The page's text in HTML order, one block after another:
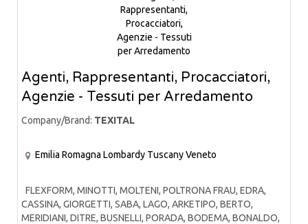
Agenti, Rappresentanti, Procacciatori,
Agenzie - Tessuti per Arredamento
Company/Brand: TEXITAL
Emilia Romagna Lombardy TuscanyVeneto
FLEXFORM, MINOTTI, MOLTENI, POLTRONA FRAU, EDRA,
CASSINA, GIORGETTI, SABA, LAGO, ARKETIPO, BERTO,
MERIDIANI, DITRE, BUSNELLI, PORADA, BODEMA, BONALDO,